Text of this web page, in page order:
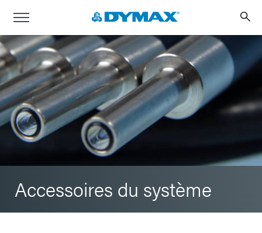
Accessoires du système